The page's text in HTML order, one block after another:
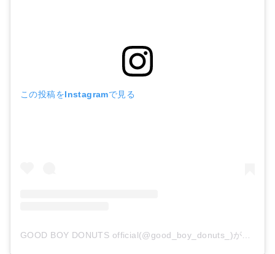
この投稿をInstagramで見る